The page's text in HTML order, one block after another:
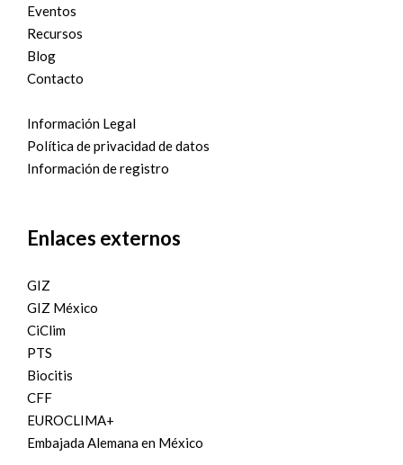
Eventos
Recursos
Blog
Contacto
Información Legal
Política de privacidad de datos
Información de registro
Enlaces externos
GIZ
GIZ México
CiClim
PTS
Biocitis
CFF
EUROCLIMA+
Embajada Alemana en México